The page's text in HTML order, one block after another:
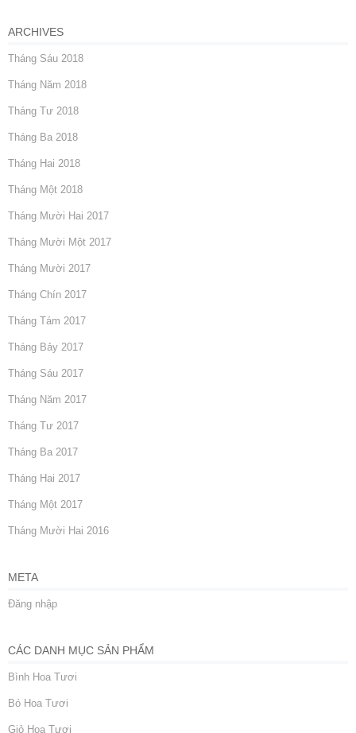
ARCHIVES
Tháng Sáu 2018
Tháng Năm 2018
Tháng Tư 2018
Tháng Ba 2018
Tháng Hai 2018
Tháng Một 2018
Tháng Mười Hai 2017
Tháng Mười Một 2017
Tháng Mười 2017
Tháng Chín 2017
Tháng Tám 2017
Tháng Bảy 2017
Tháng Sáu 2017
Tháng Năm 2017
Tháng Tư 2017
Tháng Ba 2017
Tháng Hai 2017
Tháng Một 2017
Tháng Mười Hai 2016
META
Đăng nhập
CÁC DANH MỤC SẢN PHẨM
Bình Hoa Tươi
Bó Hoa Tươi
Giỏ Hoa Tươi